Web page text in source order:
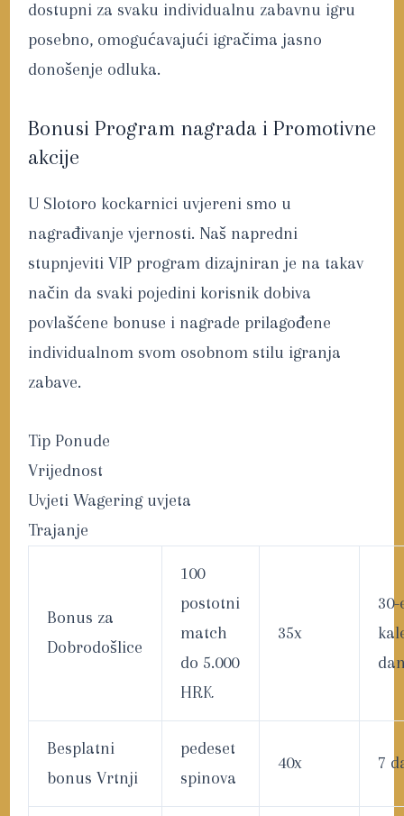
dostupni za svaku individualnu zabavnu igru
posebno, omogućavajući igračima jasno
donošenje odluka.
Bonusi Program nagrada i Promotivne
akcije
U Slotoro kockarnici uvjereni smo u
nagrađivanje vjernosti. Naš napredni
stupnjeviti VIP program dizajniran je na takav
način da svaki pojedini korisnik dobiva
povlašćene bonuse i nagrade prilagođene
individualnom svom osobnom stilu igranja
zabave.
Tip Ponude
Vrijednost
Uvjeti Wagering uvjeta
Trajanje
Bonus za
Dobrodošlice
100
postotni
match
do 5.000
HRK
35x
Besplatni
bonus Vrtnji
pedeset
spinova
40x 7